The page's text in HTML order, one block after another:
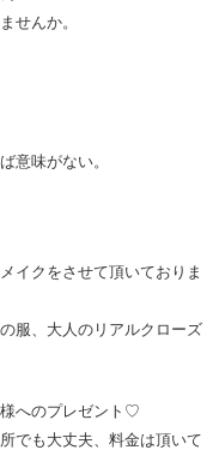
せんか。
意味がない。
イクをさせて頂いておりま
服、大人のリアルクローズ
へのプレゼント♡
でも大丈夫、料金は頂いて